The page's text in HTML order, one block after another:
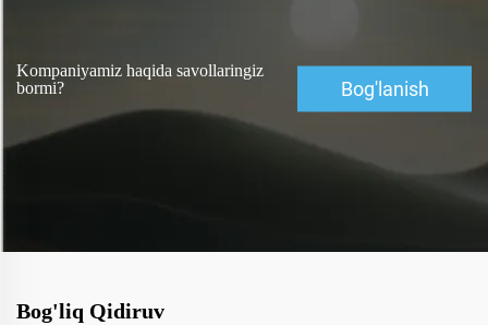
Kompaniyamiz haqida savollaringiz
bormi?
Bog'lanish
Bog'liq Qidiruv